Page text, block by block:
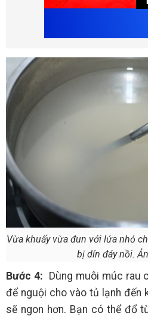
Vừa khuấy vừa đun với lửa nhỏ
bị dín đáy nồi.
Bước 4: Dùng muôi múc rau
để nguội cho vào tủ lạnh đến
sẽ ngon hơn. Bạn có thể đổ